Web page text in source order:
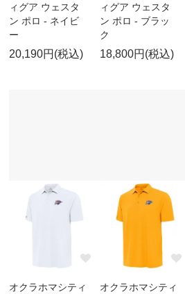
ィグア ウェスタ
ン ポロ - ネイビ
ー
20,190円(税込)
ィグア ウェスタ
ン ポロ - ブラッ
ク
18,800円(税込)
オクラホマシティ
オクラホマシティ